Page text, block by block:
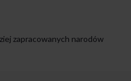
zapracowanych narodów